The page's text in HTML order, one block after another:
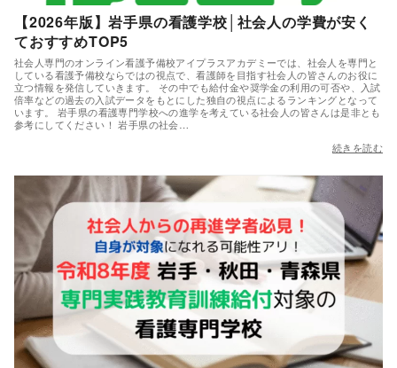
【2026年版】岩手県の看護学校│社会人の学費が安く
ておすすめTOP5
社会人専門のオンライン看護予備校アイプラスアカデミーでは、社会人を専門と
している看護予備校ならではの視点で、看護師を目指す社会人の皆さんのお役に
立つ情報を発信していきます。 その中でも給付金や奨学金の利用の可否や、入試
倍率などの過去の入試データをもとにした独自の視点によるランキングとなって
います。 岩手県の看護専門学校への進学を考えている社会人の皆さんは是非とも
参考にしてください！ 岩手県の社会…
続きを読む